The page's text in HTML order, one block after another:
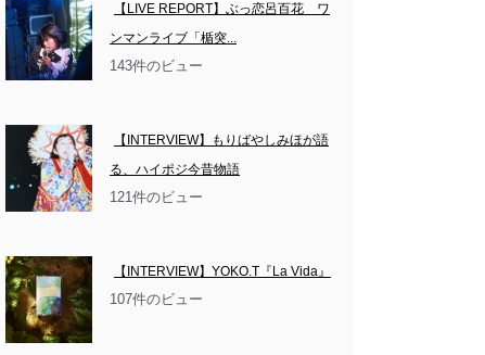
【LIVE REPORT】ぶっ恋呂百花　ワ
ンマンライブ「楯突...
143件のビュー
【INTERVIEW】もりばやしみほが語
る、ハイポジ今昔物語
121件のビュー
【INTERVIEW】YOKO.T『La Vida』
107件のビュー